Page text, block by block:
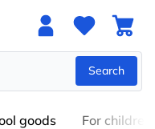
Search
goods For children